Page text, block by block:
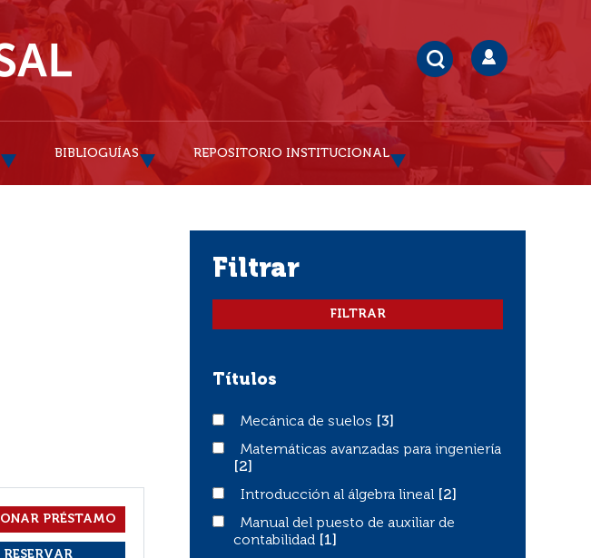
BIBLIOGUÍAS REPOSITORIO INSTITUCIONAL
filtrar
Títulos
Mecánica de suelos
Mecánica de suelos
[3]
Matemáticas avanzadas para ingeniería
Matemáticas avanzadas para ingeniería
[2]
Introducción al álgebra lineal
Introducción al álgebra lineal
[2]
Manual del puesto de auxiliar de contabilidad
Manual del puesto de auxiliar de
contabilidad
[1]